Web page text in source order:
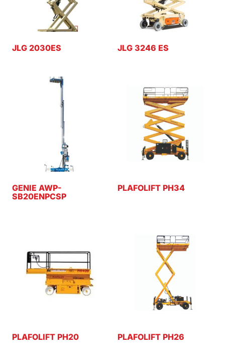
JLG 2030ES JLG 3246 ES
GENIE AWP-
SB20ENPCSP
PLAFOLIFT PH34
PLAFOLIFT PH20 PLAFOLIFT PH26